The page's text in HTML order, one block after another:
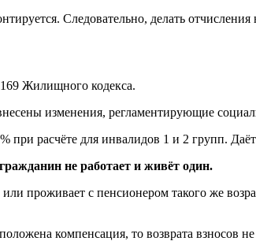
Следовательно, делать
Жилищного кодекса.
изменения, регламентирующие
при расчёте для инвалидов 1 и 2 групп.
не работает и живёт один.
проживает с пенсионером такого же
компенсация, то возврата взносов не